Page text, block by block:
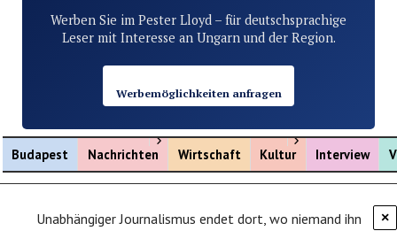
Werben Sie im Pester Lloyd – für deutschsprachige
Leser mit Interesse an Ungarn und der Region.
Werbemöglichkeiten anfragen
Budapest Nachrichten
Menü öffnen
Wirtschaft Kultur
Menü öffnen
Interview
×
Unabhängiger Journalismus endet dort, wo niemand ihn